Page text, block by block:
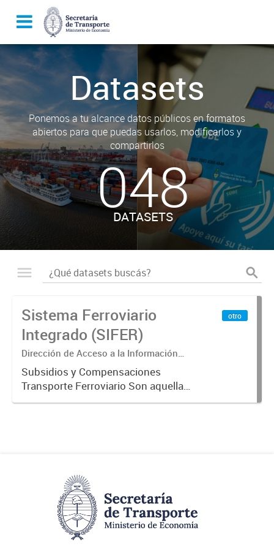
Datasets
Ponemos a tu alcance datos públicos en formatos
abiertos para que puedas usarlos, modificarlos y
compartirlos
048
DATASETS
Sistema Ferroviario
Integrado (SIFER)
Dirección de Acceso a la Información
Pública y Transparencia
Subsidios y Compensaciones
Transporte Ferroviario Son aquellas
transferencias realizadas por la
otro